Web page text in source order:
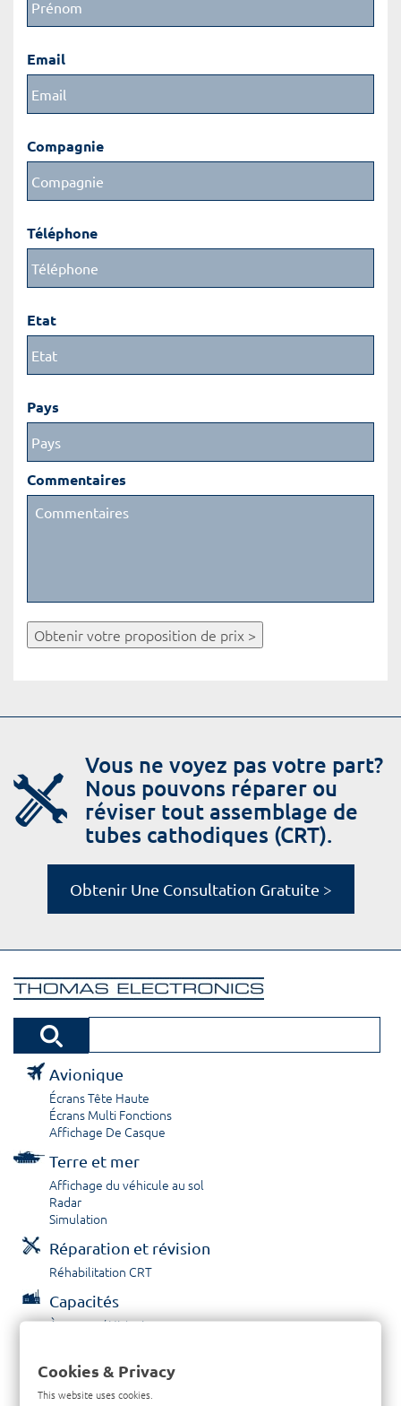
Email
Compagnie
Téléphone
Etat
Pays
Commentaires
Obtenir votre proposition de prix >
Vous ne voyez pas votre part?
Nous pouvons réparer ou
réviser tout assemblage de
tubes cathodiques (CRT).
Obtenir Une Consultation Gratuite >
Avionique
Écrans Tête Haute
Écrans Multi Fonctions
Affichage De Casque
Terre et mer
Affichage du véhicule au sol
Radar
Simulation
Réparation et révision
Réhabilitation CRT
Capacités
À propos / Historique
Contactez nous
Cookies & Privacy
This website uses cookies.